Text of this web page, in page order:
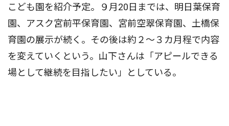
こども園を紹介予定。９月20日までは、明日葉保育
園、アスク宮前平保育園、宮前空翠保育園、土橋保
育園の展示が続く。その後は約２〜３カ月程で内容
を変えていくという。山下さんは「アピールできる
場として継続を目指したい」としている。